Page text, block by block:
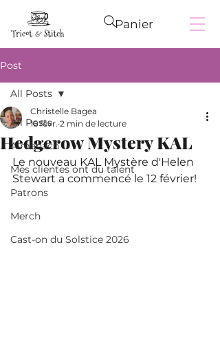
Panier
Post
All Posts
Almanach
Mes clientes ont du talent
Patrons
Merch
Cast-on du Solstice 2026
All Posts
Hedgerow Mystery KAL
Christelle Bagea
16 févr. 2 min de lecture
Le nouveau KAL Mystère d'Helen
Stewart a commencé le 12 février!